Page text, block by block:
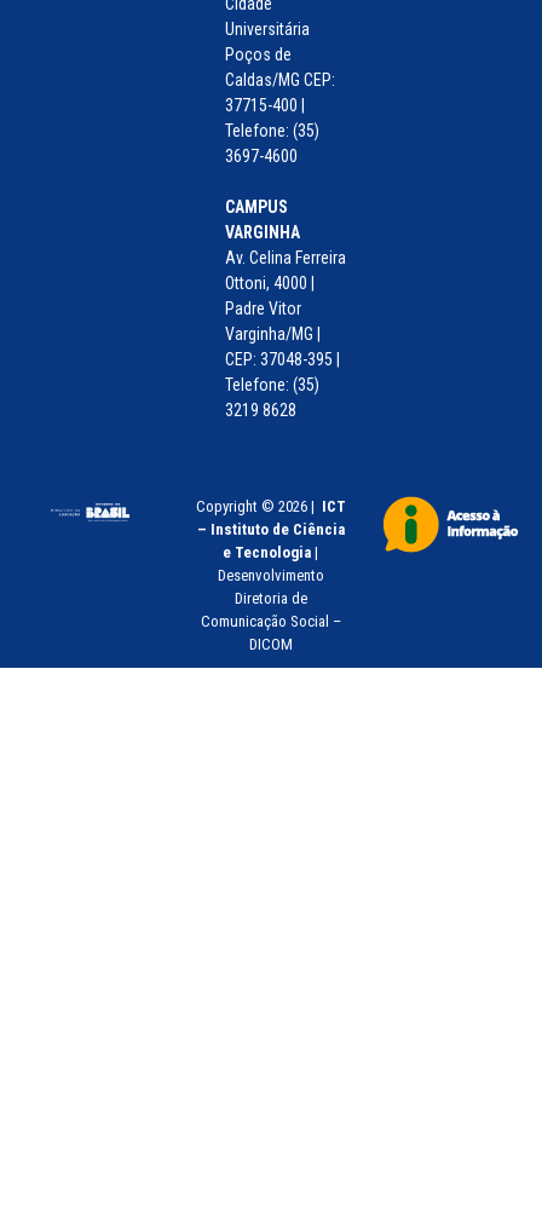
Universitária
Poços de
Caldas/MG CEP:
37715-400 |
Telefone: (35)
3697-4600
CAMPUS
VARGINHA
Av. Celina Ferreira
Ottoni, 4000 |
Padre Vitor
Varginha/MG |
CEP: 37048-395 |
Telefone: (35)
3219 8628
Copyright © 2026 | ICT
– Instituto de Ciência
e Tecnologia |
Desenvolvimento
Diretoria de
Comunicação Social –
DICOM